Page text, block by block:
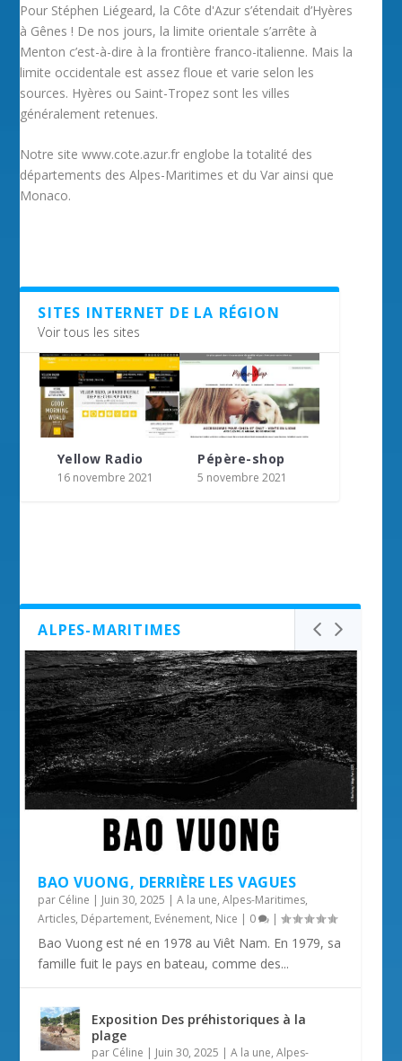
Pour Stéphen Liégeard, la Côte d'Azur s’étendait d’Hyères
à Gênes ! De nos jours, la limite orientale s’arrête à
Menton c’est-à-dire à la frontière franco-italienne. Mais la
limite occidentale est assez floue et varie selon les
sources. Hyères ou Saint-Tropez sont les villes
généralement retenues.
Notre site www.cote.azur.fr englobe la totalité des
départements des Alpes-Maritimes et du Var ainsi que
Monaco.
SITES INTERNET DE LA RÉGION
Voir tous les sites
Yellow Radio
16 novembre 2021
Pépère-shop
5 novembre 2021
ALPES-MARITIMES
BAO VUONG, DERRIÈRE LES VAGUES
par Céline | Juin 30, 2025 |A la une,Alpes-Maritimes,
Articles, Département, Evénement, Nice | 0 |
Bao Vuong est né en 1978 au Viêt Nam. En 1979, sa
famille fuit le pays en bateau, comme des...
Exposition Des préhistoriques à la
plage
par Céline | Juin 30, 2025 |A la une,Alpes-